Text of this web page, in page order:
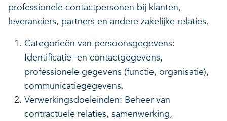
professionele contactpersonen bij klanten,
leveranciers, partners en andere zakelijke relaties.
Categorieën van persoonsgegevens:
Identificatie- en contactgegevens,
professionele gegevens (functie, organisatie),
communicatiegegevens.
Verwerkingsdoeleinden: Beheer van
contractuele relaties, samenwerking,